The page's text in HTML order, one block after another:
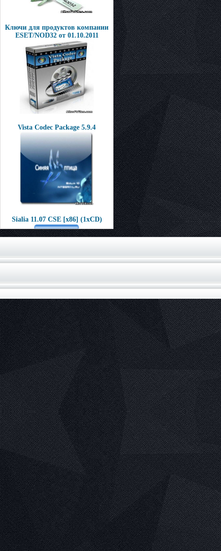
Ключи для продуктов компании
ESET/NOD32 от 01.10.2011
Vista Codec Package 5.9.4
Sialia 11.07 CSE [x86] (1xCD)